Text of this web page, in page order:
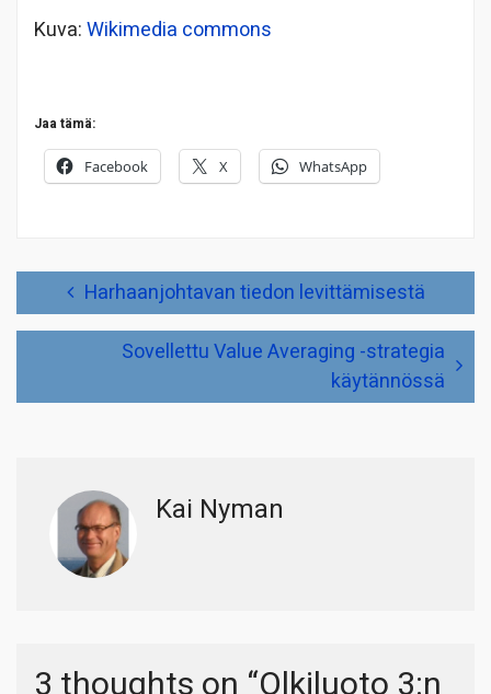
Kuva:Wikimedia commons
Jaa tämä:
Facebook X WhatsApp
ArtikkelienHarhaanjohtavan tiedon levittämisestä
Sovellettu Value Averaging -strategia
käytännössä
Kai Nyman